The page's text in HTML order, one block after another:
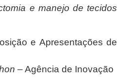
e manejo de tecidos
e Apresentações de
– Agência de Inovação